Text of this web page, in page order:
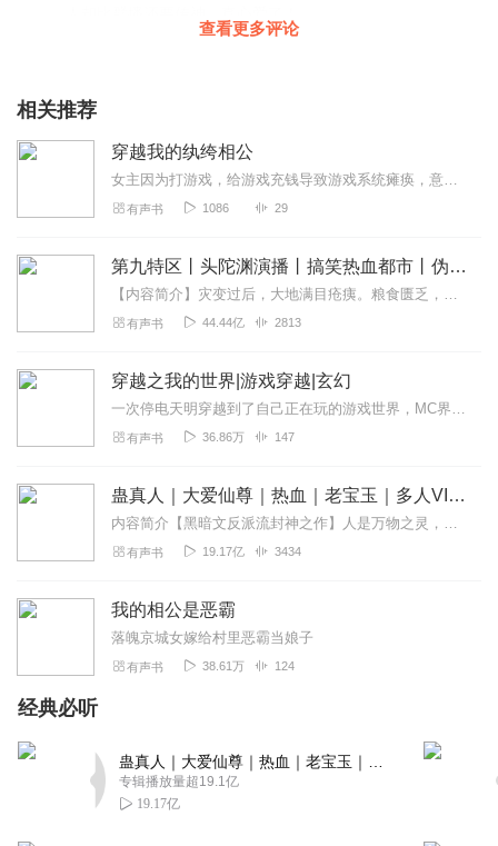
何必ckw
的音乐。
2022-10-08 4
主播声音很好听，就是天天一群女人吃饱了没事干，就勾心
斗角的算来算去，挺无聊的
2022-07-08
小说不错，女主原身份别具一格呀，而且经济自立，聪慧有
才😋，主播一人多角，厉害厉害👍
夜色太深沉
故事不错，主播播的也好，可惜没播完，希望主播有空时续
2022-12-11
回复
1877641ieko
很棒，女主很牛，主播把纨绔也配得很可爱，男主几兄妹太
查看更多评论
相关推荐
穿越我的纨绔相公
女主因为打游戏，给游戏充钱导致游戏系统瘫痪，意外穿越到了异世界，嫁给个一个又穷又无赖的人为妻！不过女主却非常幸运的，带着游戏里面的特权，系统商店来到了异世界，最...
有声书 1086 29
第九特区丨头陀渊演播丨搞笑热血都市丨伪戒丨VIP免费多人有声剧
【内容简介】灾变过后，大地满目疮痍。粮食匮乏，资源紧俏，局势混乱……一位从待规划区杀出来的青年，背对着漫天黄沙，孤身来到九区谋生，却不曾想偶然结识三五好友，一念...
有声书 44.44亿 2813
穿越之我的世界|游戏穿越|玄幻
一次停电天明穿越到了自己正在玩的游戏世界，MC界，在这个既熟悉又陌生的世界里，天明能够生存下来并为这个世界解决黑暗入侵的问题吗？在这个世界，天明将成为怎样的存...
有声书 36.86万 147
蛊真人｜大爱仙尊｜热血｜老宝玉｜多人VIP免费有声剧
内容简介【黑暗文反派流封神之作】人是万物之灵，蛊是天地真精。一个穿越者不断重生的故事。一个养蛊、炼蛊、用蛊的奇特世界。配音组（男角色）老宝玉旁白...
有声书 19.17亿 3434
我的相公是恶霸
落魄京城女嫁给村里恶霸当娘子
有声书 38.61万 124
经典必听
专辑播放量超19.1亿
19.17亿